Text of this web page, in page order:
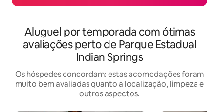
Aluguel por temporada com ótimas
avaliações perto de Parque Estadual
Indian Springs
Os hóspedes concordam: estas acomodações foram
muito bem avaliadas quanto a localização, limpeza e
outros aspectos.